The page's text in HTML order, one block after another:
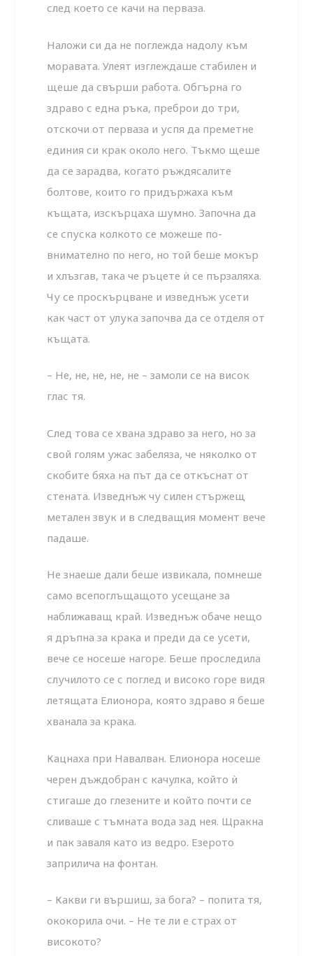
след което се качи на перваза.
Наложи си да не поглежда надолу към
моравата. Улеят изглеждаше стабилен и
щеше да свърши работа. Обгърна го
здраво с една ръка, преброи до три,
отскочи от перваза и успя да преметне
единия си крак около него. Тъкмо щеше
да се зарадва, когато ръждясалите
болтове, които го придържаха към
къщата, изскърцаха шумно. Започна да
се спуска колкото се можеше по-
внимателно по него, но той беше мокър
и хлъзгав, така че ръцете ѝ се пързаляха.
Чу се проскърцване и изведнъж усети
как част от улука започва да се отделя от
къщата.
– Не, не, не, не, не – замоли се на висок
глас тя.
След това се хвана здраво за него, но за
свой голям ужас забеляза, че няколко от
скобите бяха на път да се откъснат от
стената. Изведнъж чу силен стържещ
метален звук и в следващия момент вече
падаше.
Не знаеше дали беше извикала, помнеше
само всепоглъщащото усещане за
наближаващ край. Изведнъж обаче нещо
я дръпна за крака и преди да се усети,
вече се носеше нагоре. Беше проследила
случилото се с поглед и високо горе видя
летящата Елионора, която здраво я беше
хванала за крака.
Кацнаха при Навалван. Елионора носеше
черен дъждобран с качулка, който ѝ
стигаше до глезените и който почти се
сливаше с тъмната вода зад нея. Щракна
и пак заваля като из ведро. Езерото
заприлича на фонтан.
– Какви ги вършиш, за бога? – попита тя,
ококорила очи. – Не те ли е страх от
високото?